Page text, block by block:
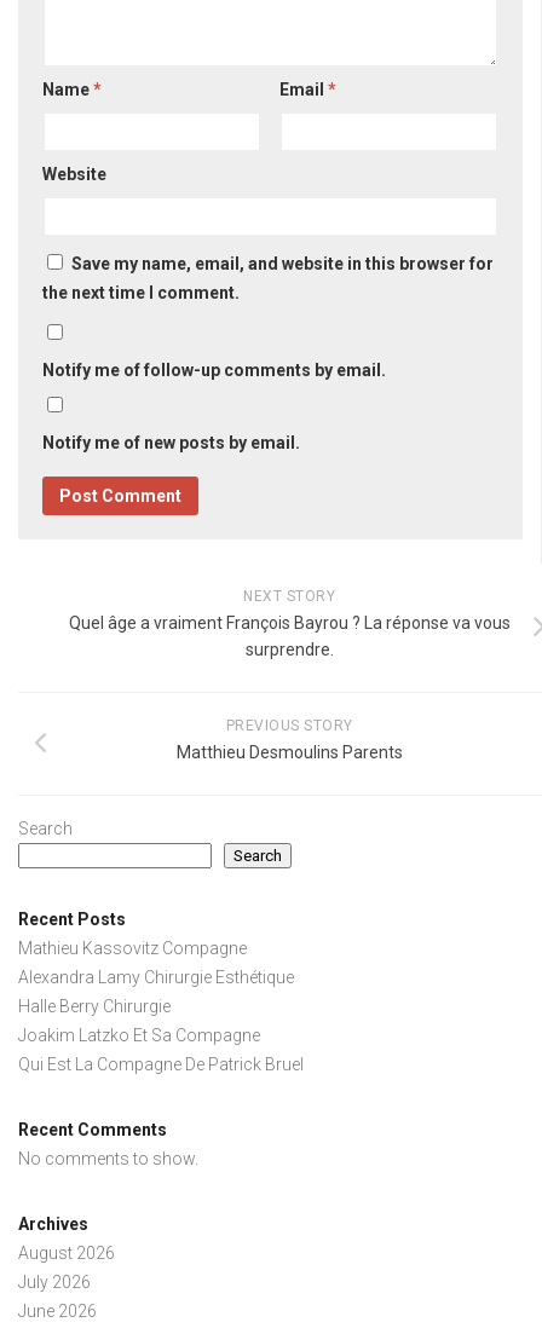
Name* Email*
Website
Save my name, email, and website in this browser for
the next time I comment.
Notify me of follow-up comments by email.
Notify me of new posts by email.
NEXT STORY
Quel âge a vraiment François Bayrou ? La réponse va vous
surprendre.
PREVIOUS STORY
Matthieu Desmoulins Parents
Search
Search
Recent Posts
Mathieu Kassovitz Compagne
Alexandra Lamy Chirurgie Esthétique
Halle Berry Chirurgie
Joakim Latzko Et Sa Compagne
Qui Est La Compagne De Patrick Bruel
Recent Comments
No comments to show.
Archives
August 2026
July 2026
June 2026